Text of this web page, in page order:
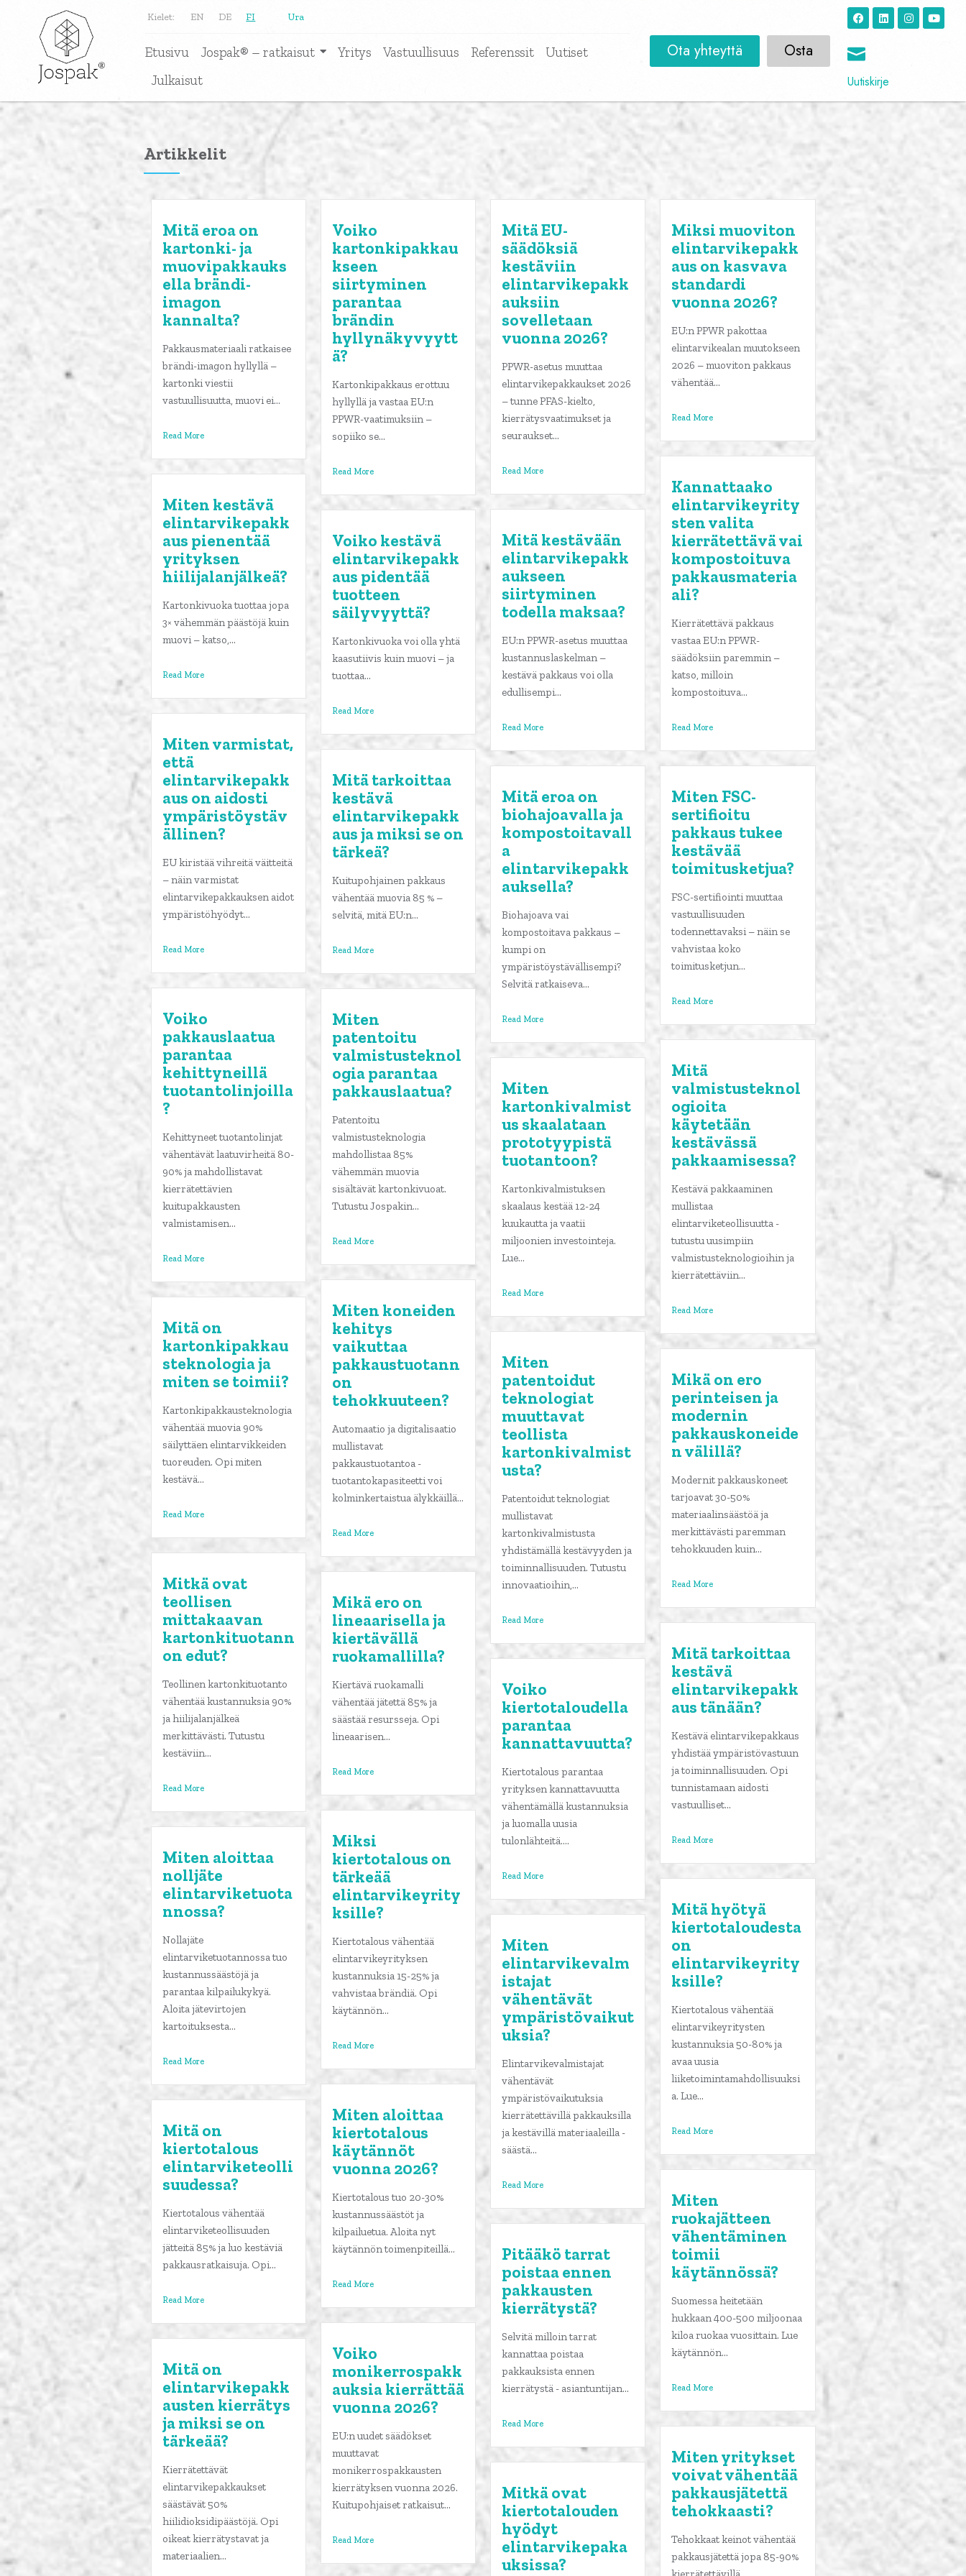
Kielet: EN DE FI Ura
Etusivu Jospak® – ratkaisut Yritys Vastuullisuus Referenssit
Uutiset
Julkaisut
Ota yhteyttä Osta
Uutiskirje
Artikkelit
Mitä eroa on
kartonki- ja
muovipakkauks
ella brändi-
imagon
kannalta?
Pakkausmateriaali ratkaisee
brändi-imagon hyllyllä –
kartonki viestii
vastuullisuutta, muovi ei...
Read More
Voiko
kartonkipakkau
kseen
siirtyminen
parantaa
brändin
hyllynäkyvyytt
ä?
Kartonkipakkaus erottuu
hyllyllä ja vastaa EU:n
PPWR-vaatimuksiin –
sopiiko se...
Read More
Mitä EU-
säädöksiä
kestäviin
elintarvikepakk
auksiin
sovelletaan
vuonna 2026?
PPWR-asetus muuttaa
elintarvikepakkaukset 2026
– tunne PFAS-kielto,
kierrätysvaatimukset ja
seuraukset...
Read More
Miksi muoviton
elintarvikepakk
aus on kasvava
standardi
vuonna 2026?
EU:n PPWR pakottaa
elintarvikealan muutokseen
2026 – muoviton pakkaus
vähentää...
Read More
Kannattaako
elintarvikeyrity
sten valita
kierrätettävä vai
kompostoituva
pakkausmateria
ali?
Kierrätettävä pakkaus
vastaa EU:n PPWR-
säädöksiin paremmin –
katso, milloin
kompostoituva...
Read More
Miten kestävä
elintarvikepakk
aus pienentää
yrityksen
hiilijalanjälkeä?
Kartonkivuoka tuottaa jopa
3× vähemmän päästöjä kuin
muovi – katso,...
Read More
Mitä kestävään
elintarvikepakk
aukseen
siirtyminen
todella maksaa?
EU:n PPWR-asetus muuttaa
kustannuslaskelman –
kestävä pakkaus voi olla
edullisempi...
Read More
Voiko kestävä
elintarvikepakk
aus pidentää
tuotteen
säilyvyyttä?
Kartonkivuoka voi olla yhtä
kaasutiivis kuin muovi – ja
tuottaa...
Read More
Miten varmistat,
että
elintarvikepakk
aus on aidosti
ympäristöystäv
ällinen?
EU kiristää vihreitä väitteitä
– näin varmistat
elintarvikepakkauksen aidot
ympäristöhyödyt...
Read More
Mitä tarkoittaa
kestävä
elintarvikepakk
aus ja miksi se on
tärkeä?
Kuitupohjainen pakkaus
vähentää muovia 85 % –
selvitä, mitä EU:n...
Read More
Mitä eroa on
biohajoavalla ja
kompostoitavall
a
elintarvikepakk
auksella?
Biohajoava vai
kompostoitava pakkaus –
kumpi on
ympäristöystävällisempi?
Selvitä ratkaiseva...
Read More
Miten FSC-
sertifioitu
pakkaus tukee
kestävää
toimitusketjua?
FSC-sertifiointi muuttaa
vastuullisuuden
todennettavaksi – näin se
vahvistaa koko
toimitusketjun...
Read More
Voiko
pakkauslaatua
parantaa
kehittyneillä
tuotantolinjoilla
?
Kehittyneet tuotantolinjat
vähentävät laatuvirheitä 80-
90% ja mahdollistavat
kierrätettävien
kuitupakkausten
valmistamisen...
Read More
Miten
patentoitu
valmistusteknol
ogia parantaa
pakkauslaatua?
Patentoitu
valmistusteknologia
mahdollistaa 85%
vähemmän muovia
sisältävät kartonkivuoat.
Tutustu Jospakin...
Read More
Mitä
valmistusteknol
ogioita
käytetään
kestävässä
pakkaamisessa?
Kestävä pakkaaminen
mullistaa
elintarviketeollisuutta -
tutustu uusimpiin
valmistusteknologioihin ja
kierrätettäviin...
Read More
Miten
kartonkivalmist
us skaalataan
prototyypistä
tuotantoon?
Kartonkivalmistuksen
skaalaus kestää 12-24
kuukautta ja vaatii
miljoonien investointeja.
Lue...
Read More
Miten koneiden
kehitys
vaikuttaa
pakkaustuotann
on
tehokkuuteen?
Automaatio ja digitalisaatio
mullistavat
pakkaustuotantoa -
tuotantokapasiteetti voi
kolminkertaistua älykkäillä...
Read More
Mitä on
kartonkipakkau
steknologia ja
miten se toimii?
Kartonkipakkausteknologia
vähentää muovia 90%
säilyttäen elintarvikkeiden
tuoreuden. Opi miten
kestävä...
Read More
Miten
patentoidut
teknologiat
muuttavat
teollista
kartonkivalmist
usta?
Patentoidut teknologiat
mullistavat
kartonkivalmistusta
yhdistämällä kestävyyden ja
toiminnallisuuden. Tutustu
innovaatioihin,...
Read More
Mikä on ero
perinteisen ja
modernin
pakkauskoneide
n välillä?
Modernit pakkauskoneet
tarjoavat 30-50%
materiaalinsäästöä ja
merkittävästi paremman
tehokkuuden kuin...
Read More
Mitkä ovat
teollisen
mittakaavan
kartonkituotann
on edut?
Teollinen kartonkituotanto
vähentää kustannuksia 90%
ja hiilijalanjälkeä
merkittävästi. Tutustu
kestäviin...
Read More
Mikä ero on
lineaarisella ja
kiertävällä
ruokamallilla?
Kiertävä ruokamalli
vähentää jätettä 85% ja
säästää resursseja. Opi
lineaarisen...
Read More
Mitä tarkoittaa
kestävä
elintarvikepakk
aus tänään?
Kestävä elintarvikepakkaus
yhdistää ympäristövastuun
ja toiminnallisuuden. Opi
tunnistamaan aidosti
vastuulliset...
Read More
Voiko
kiertotaloudella
parantaa
kannattavuutta?
Kiertotalous parantaa
yrityksen kannattavuutta
vähentämällä kustannuksia
ja luomalla uusia
tulonlähteitä....
Read More
Miksi
kiertotalous on
tärkeää
elintarvikeyrity
ksille?
Kiertotalous vähentää
elintarvikeyrityksen
kustannuksia 15-25% ja
vahvistaa brändiä. Opi
käytännön...
Read More
Miten aloittaa
nolljäte
elintarviketuota
nnossa?
Nollajäte
elintarviketuotannossa tuo
kustannussäästöjä ja
parantaa kilpailukykyä.
Aloita jätevirtojen
kartoituksesta...
Read More
Mitä hyötyä
kiertotaloudesta
on
elintarvikeyrity
ksille?
Kiertotalous vähentää
elintarvikeyritysten
kustannuksia 50-80% ja
avaa uusia
liiketoimintamahdollisuuksi
a. Lue...
Read More
Miten
elintarvikevalm
istajat
vähentävät
ympäristövaikut
uksia?
Elintarvikevalmistajat
vähentävät
ympäristövaikutuksia
kierrätettävillä pakkauksilla
ja kestävillä materiaaleilla -
säästä...
Read More
Miten aloittaa
kiertotalous
käytännöt
vuonna 2026?
Kiertotalous tuo 20-30%
kustannussäästöt ja
kilpailuetua. Aloita nyt
käytännön toimenpiteillä...
Read More
Mitä on
kiertotalous
elintarviketeolli
suudessa?
Kiertotalous vähentää
elintarviketeollisuuden
jätteitä 85% ja luo kestäviä
pakkausratkaisuja. Opi...
Read More
Miten
ruokajätteen
vähentäminen
toimii
käytännössä?
Suomessa heitetään
hukkaan 400-500 miljoonaa
kiloa ruokaa vuosittain. Lue
käytännön...
Read More
Pitääkö tarrat
poistaa ennen
pakkausten
kierrätystä?
Selvitä milloin tarrat
kannattaa poistaa
pakkauksista ennen
kierrätystä - asiantuntijan...
Read More
Voiko
monikerrospakk
auksia kierrättää
vuonna 2026?
EU:n uudet säädökset
muuttavat
monikerrospakkausten
kierrätyksen vuonna 2026.
Kuitupohjaiset ratkaisut...
Read More
Mitä on
elintarvikepakk
austen kierrätys
ja miksi se on
tärkeää?
Kierrätettävät
elintarvikepakkaukset
säästävät 50%
hiilidioksidipäästöjä. Opi
oikeat kierrätystavat ja
materiaalien...
Miten yritykset
voivat vähentää
pakkausjätettä
tehokkaasti?
Tehokkaat keinot vähentää
pakkausjätettä jopa 85-90%
Mitkä ovat
kiertotalouden
hyödyt
elintarvikepaka
uksissa?